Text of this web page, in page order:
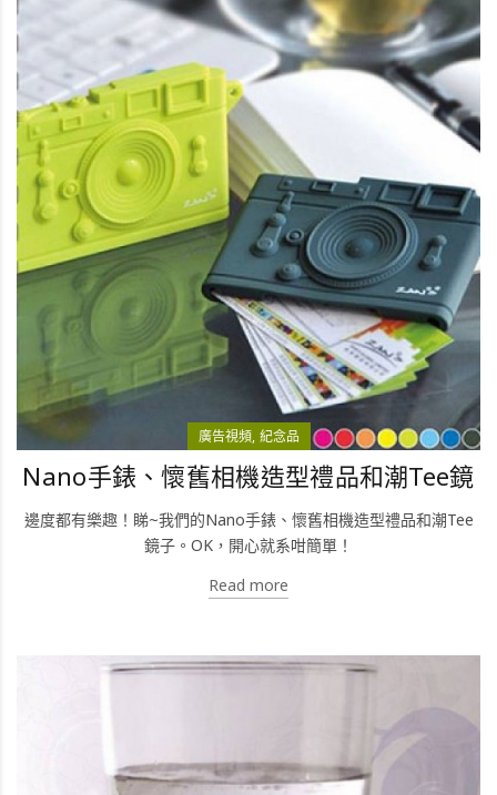
廣告視頻 紀念品
Nano手錶、懷舊相機造型禮品和潮Tee鏡
邊度都有樂趣！睇~我們的Nano手錶、懷舊相機造型禮品和潮Tee
鏡子。OK，開心就系咁簡單！
Read more